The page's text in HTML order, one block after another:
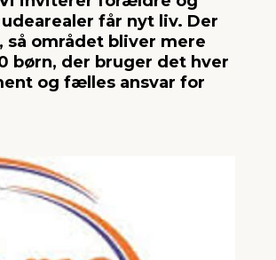
får nyt liv. Der
så området bliver mere
børn, der bruger det hver
og fælles ansvar for